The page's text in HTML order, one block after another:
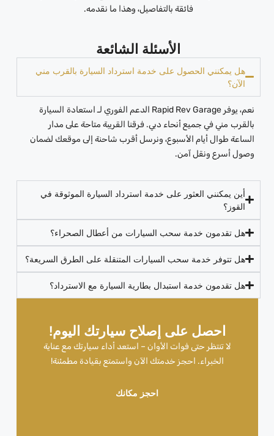
احصل على إصلاح سيارتك اليوم!
لا تنتظر حتى فوات الأوان – استعد أداء سيارتك مع عناية
الخبراء. احجز خدمتك الآن واستمتع بقيادة مطمئنة!
احجز مكانك
فائقة بالتفاصيل، وهذا ما نقدمه.
الأسئلة الشائعة
هل يمكنني الحصول على خدمة استرداد السيارة بالقرب مني
الآن؟
نعم، يوفر Rapid Rev Garage الدعم الفوري لـ
استعادة السيارة
بالقرب منيفي جميع أنحاء دبي. فرقنا القريبة متاحة على مدار
الساعة طوال أيام الأسبوع، ونرسل أقرب شاحنة إلى موقعك لضمان
وصول أسرع ونقل آمن.
أين يمكنني العثور على خدمة استرداد السيارة الموثوقة في
القوز؟
هل تقدمون خدمة سحب السيارات من أعطال الصحراء؟
هل تتوفر خدمة سحب السيارات المتنقلة على الطرق السريعة؟
هل تقدمون خدمة استبدال بطارية السيارة مع الاسترداد؟